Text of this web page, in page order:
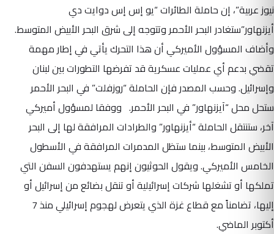
نيوز عربية”، إن حاملة الطائرات “يو إس إس دوايت دي
أيزنهاور”ستغادر البحر الأحمر وتتوجه إلى شرق البحر الأبيض المتوسط.
وأضاف المسؤول الأميركي أن هذا التحرك يأتي في إطار مهمة
تقضي بدعم أي عمليات عسكرية قد تفرضها التطورات بين لبنان
وإسرائيل. وحسب المصدر فإن الحاملة “روزفلت” في البحر الأحمر
ستحل محل “آيزنهاور” في البحر الأحمر. ووفقا لمسؤول أميركي
آخر، ستنتقل الحاملة “أيزنهاور” والطرادات المرافقة لها إلى البحر
الأبيض المتوسط، بينما ستظل المدمرات المرافقة في الأسطول
الخامس الأميركي. ويقول الحوثيون إنهم يستهدفون السفن التي
تملكها أو تشغلها شركات إسرائيلية أو تنقل بضائع من إسرائيل أو
إليها، تضامناً مع قطاع غزة الذي يتعرض لهجوم إسرائيلي منذ 7
أكتوبر الماضي.